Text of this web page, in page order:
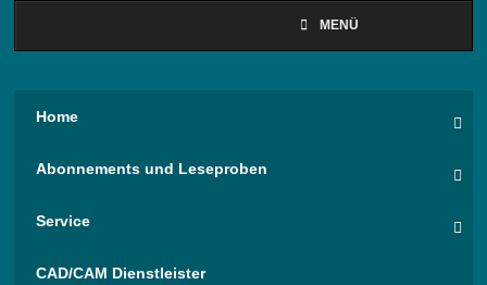
MENÜ
Home
Abonnements und Leseproben
Service
CAD/CAM Dienstleister